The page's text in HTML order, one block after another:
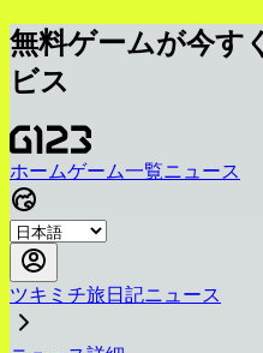
無料ゲームが今す
ビス
ホームゲーム一覧ニュース
ツキミチ旅日記ニュース